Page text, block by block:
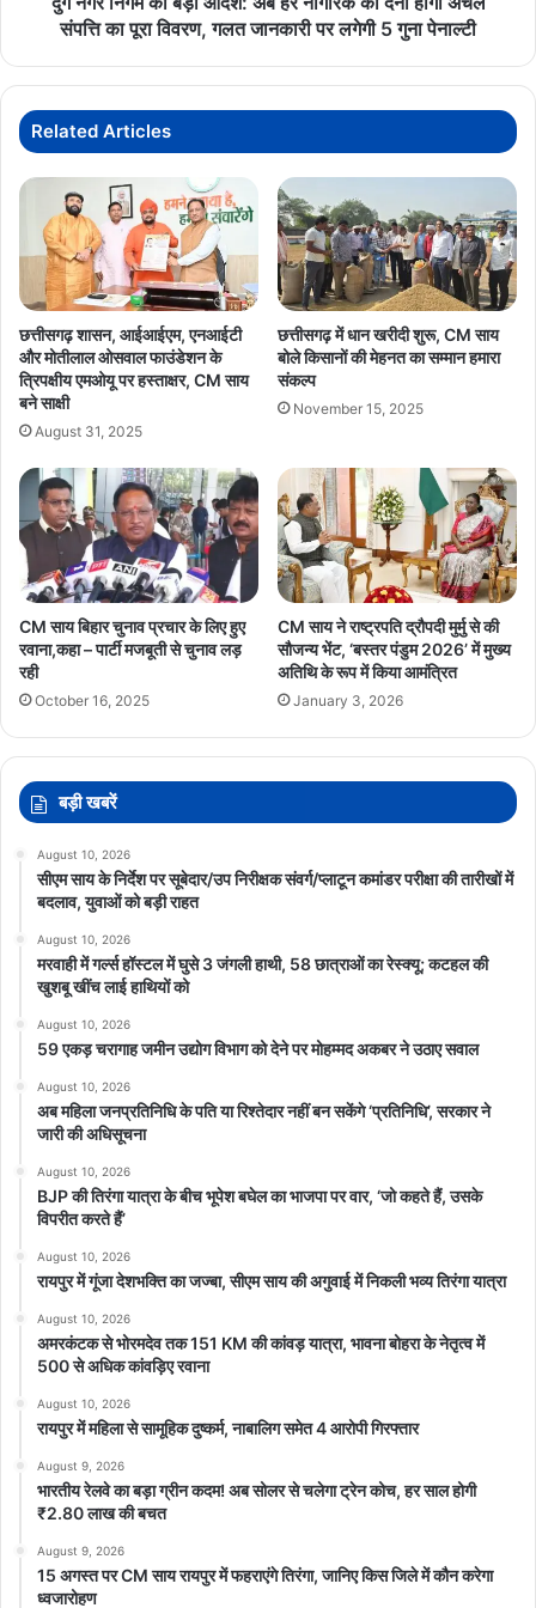
का
पूरा
विवरण,
जानकारी
लगेगी
5
गुना
पेनाल्टी
संपत्ति का पूरा विवरण, गलत जानकारी पर लगेगी 5 गुना पेनाल्टी
Related Articles
छत्तीसगढ़ शासन, आईआईएम, एनआईटी
और मोतीलाल ओसवाल फाउंडेशन के
त्रिपक्षीय एमओयू पर हस्ताक्षर, CM साय
बने साक्षी
August 31, 2025
छत्तीसगढ़ में धान खरीदी शुरू, CM साय
बोले किसानों की मेहनत का सम्मान हमारा
संकल्प
November 15, 2025
CM साय बिहार चुनाव प्रचार के लिए हुए
रवाना,कहा – पार्टी मजबूती से चुनाव लड़
रही
October 16, 2025
CM साय ने राष्ट्रपति द्रौपदी मुर्मु से की
सौजन्य भेंट, ‘बस्तर पंडुम 2026’ में मुख्य
अतिथि के रूप में किया आमंत्रित
January 3, 2026
बड़ी खबरें
August 10, 2026
सीएम साय के निर्देश पर सूबेदार/उप निरीक्षक संवर्ग/प्लाटून कमांडर परीक्षा की तारीखों में
बदलाव, युवाओं को बड़ी राहत
August 10, 2026
मरवाही में गर्ल्स हॉस्टल में घुसे 3 जंगली हाथी, 58 छात्राओं का रेस्क्यू; कटहल की
खुशबू खींच लाई हाथियों को
August 10, 2026
59 एकड़ चरागाह जमीन उद्योग विभाग को देने पर मोहम्मद अकबर ने उठाए सवाल
August 10, 2026
अब महिला जनप्रतिनिधि के पति या रिश्तेदार नहीं बन सकेंगे ‘प्रतिनिधि’, सरकार ने
जारी की अधिसूचना
August 10, 2026
BJP की तिरंगा यात्रा के बीच भूपेश बघेल का भाजपा पर वार, ‘जो कहते हैं, उसके
विपरीत करते हैं’
August 10, 2026
रायपुर में गूंजा देशभक्ति का जज्बा, सीएम साय की अगुवाई में निकली भव्य तिरंगा यात्रा
August 10, 2026
अमरकंटक से भोरमदेव तक 151 KM की कांवड़ यात्रा, भावना बोहरा के नेतृत्व में
500 से अधिक कांवड़िए रवाना
August 10, 2026
रायपुर में महिला से सामूहिक दुष्कर्म, नाबालिग समेत 4 आरोपी गिरफ्तार
August 9, 2026
भारतीय रेलवे का बड़ा ग्रीन कदम! अब सोलर से चलेगा ट्रेन कोच, हर साल होगी
₹2.80 लाख की बचत
August 9, 2026
15 अगस्त पर CM साय रायपुर में फहराएंगे तिरंगा, जानिए किस जिले में कौन करेगा
ध्वजारोहण